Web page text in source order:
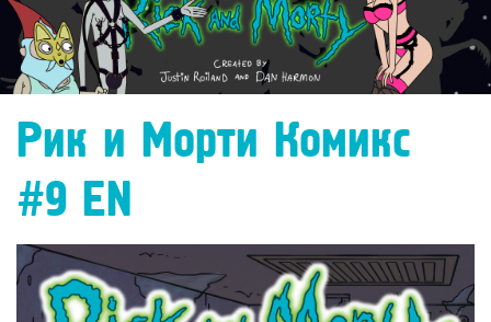
Рик и Морти Комикс
#9 EN